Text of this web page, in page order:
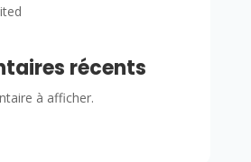
récents
à afficher.